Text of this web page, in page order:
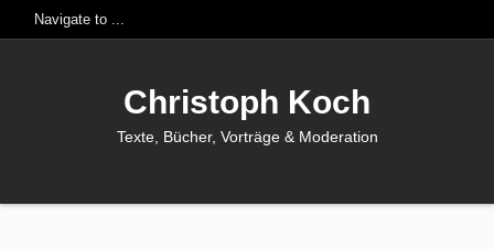
Christoph Koch
Texte, Bücher, Vorträge & Moderation